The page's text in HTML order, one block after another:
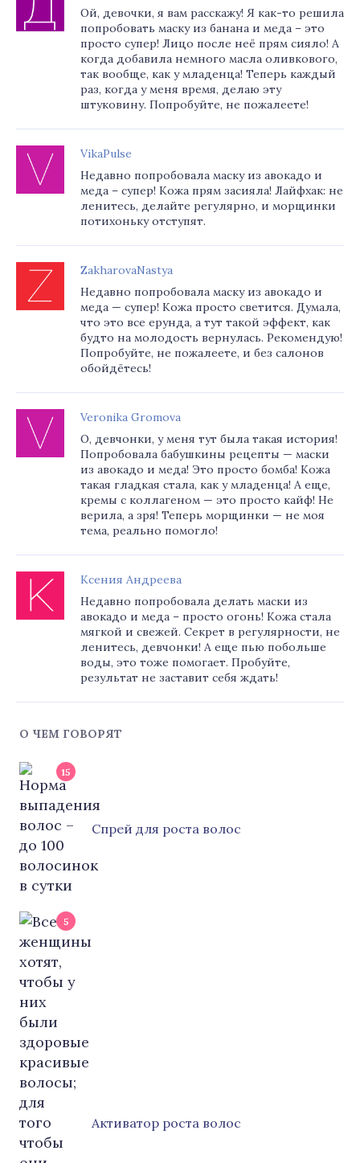
Ой, девочки, я вам расскажу! Я как-то решила
попробовать маску из банана и меда – это
просто супер! Лицо после неё прям сияло! А
когда добавила немного масла оливкового,
так вообще, как у младенца! Теперь каждый
раз, когда у меня время, делаю эту
штуковину. Попробуйте, не пожалеете!
VikaPulse
Недавно попробовала маску из авокадо и
меда – супер! Кожа прям засияла! Лайфхак: не
ленитесь, делайте регулярно, и морщинки
потихоньку отступят.
ZakharovaNastya
Недавно попробовала маску из авокадо и
меда — супер! Кожа просто светится. Думала,
что это все ерунда, а тут такой эффект, как
будто на молодость вернулась. Рекомендую!
Попробуйте, не пожалеете, и без салонов
обойдётесь!
Veronika Gromova
О, девчонки, у меня тут была такая история!
Попробовала бабушкины рецепты — маски
из авокадо и меда! Это просто бомба! Кожа
такая гладкая стала, как у младенца! А еще,
кремы с коллагеном — это просто кайф! Не
верила, а зря! Теперь морщинки — не моя
тема, реально помогло!
Ксения Андреева
Недавно попробовала делать маски из
авокадо и меда – просто огонь! Кожа стала
мягкой и свежей. Секрет в регулярности, не
ленитесь, девчонки! А еще пью побольше
воды, это тоже помогает. Пробуйте,
результат не заставит себя ждать!
О ЧЕМ ГОВОРЯТ
15
Cпрей для роста волос
5
Активатор роста волос